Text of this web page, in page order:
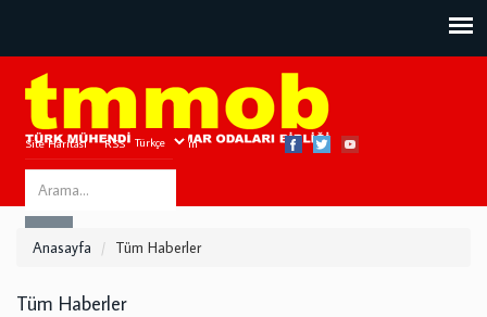
Site Haritası RSS Bize Ulaşın
Search
this
Anasayfa Tüm Haberler
Tüm Haberler